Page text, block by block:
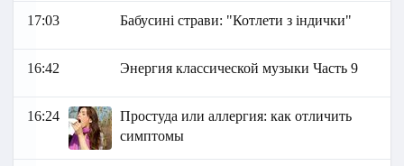
17:03 Бабусині страви: "Котлети з індички"
16:42 Энергия классической музыки Часть 9
16:24
Простуда или аллергия: как отличить
симптомы